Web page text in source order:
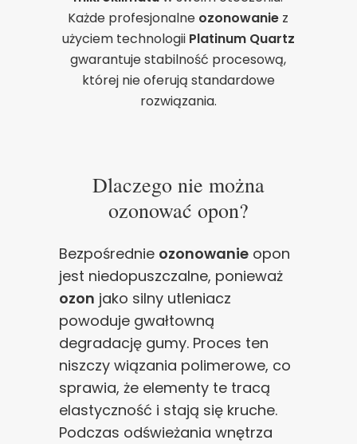
Każde profesjonalne ozonowanie z
użyciem technologii Platinum Quartz
gwarantuje stabilność procesową,
której nie oferują standardowe
rozwiązania.
Dlaczego nie można
ozonować opon?
Bezpośrednie ozonowanie opon
jest niedopuszczalne, ponieważ
ozon jako silny utleniacz
powoduje gwałtowną
degradację gumy. Proces ten
niszczy wiązania polimerowe, co
sprawia, że elementy te tracą
elastyczność i stają się kruche.
Podczas odświeżania wnętrza
poprawy działania serwisu, personalizacji treści, oraz
analizy ruchu na stronie.
Dostosuj Zezwól na wszystkie